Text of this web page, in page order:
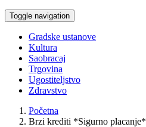
Toggle navigation
Gradske ustanove
Kultura
Saobracaj
Trgovina
Ugostiteljstvo
Zdravstvo
Početna
Brzi krediti *Sigurno placanje*